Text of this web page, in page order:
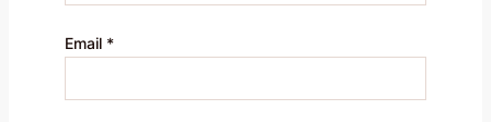
Email *